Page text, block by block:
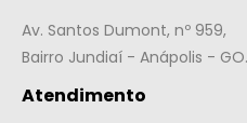
Av. Santos Dumont, nº 959,
Bairro Jundiaí - Anápolis - GO.
Atendimento